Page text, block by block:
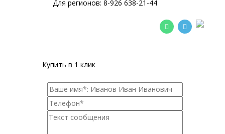
Для регионов: 8-926 638-21-44
Купить в 1 клик